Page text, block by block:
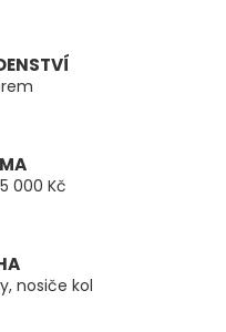
000 Kč
nosiče kol